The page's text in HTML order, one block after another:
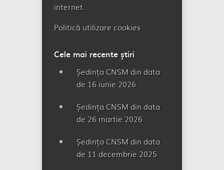
internet.
Politică utilizare cookies
Cele mai recente știri
Ședința CNSM din data
de 16 iunie 2026
Ședința CNSM din data
de 26 martie 2026
Ședința CNSM din data
de 11 decembrie 2025